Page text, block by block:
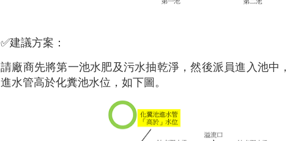
✅建議方案：
請廠商先將第一池水肥及污水抽乾淨，然後派員進入池中
進水管高於化糞池水位，如下圖。